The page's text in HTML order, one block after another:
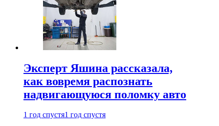
Эксперт Яшина рассказала,
как вовремя распознать
надвигающуюся поломку авто
1 год спустя1 год спустя